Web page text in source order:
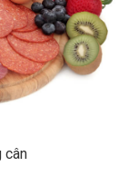
cân